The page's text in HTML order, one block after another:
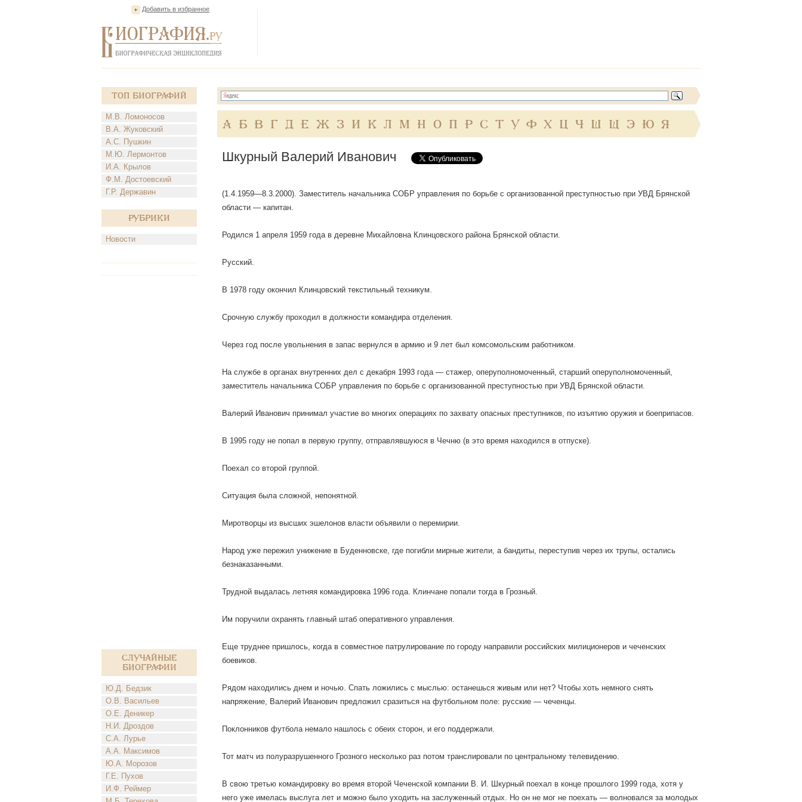
Добавить в избранное
Топ Биографий
М.В. Ломоносов
В.А. Жуковский
А.С. Пушкин
М.Ю. Лермонтов
И.А. Крылов
Ф.М. Достоевский
Г.Р. Державин
Рубрики
Новости
Случайные
биографии
Ю.Д. Бедзик
О.В. Васильев
О.Е. Деникер
Н.И. Дроздов
С.А. Лурье
А.А. Максимов
Ю.А. Морозов
Г.Е. Пухов
И.Ф. Реймер
А Б В Г Д Е Ж З И К Л М Н О П Р С Т У Ф Х Ц Ч Ш Щ Э Ю Я
Шкурный Валерий Иванович
(1.4.1959—8.3.2000). Заместитель начальника СОБР управления по борьбе с организованной преступностью при УВД Брянской
области — капитан.
Родился 1 апреля 1959 года в деревне Михайловна Клинцовского района Брянской области.
Русский.
В 1978 году окончил Клинцовский текстильный техникум.
Срочную службу проходил в должности командира отделения.
Через год после увольнения в запас вернулся в армию и 9 лет был комсомольским работником.
На службе в органах внутренних дел с декабря 1993 года — стажер, оперуполномоченный, старший оперуполномоченный,
заместитель начальника СОБР управления по борьбе с организованной преступностью при УВД Брянской области.
Валерий Иванович принимал участие во многих операциях по захвату опасных преступников, по изъятию оружия и боеприпасов.
В 1995 году не попал в первую группу, отправлявшуюся в Чечню (в это время находился в отпуске).
Поехал со второй группой.
Ситуация была сложной, непонятной.
Миротворцы из высших эшелонов власти объявили о перемирии.
Народ уже пережил унижение в Буденновске, где погибли мирные жители, а бандиты, переступив через их трупы, остались
безнаказанными.
Трудной выдалась летняя командировка 1996 года. Клинчане попали тогда в Грозный.
Им поручили охранять главный штаб оперативного управления.
Еще труднее пришлось, когда в совместное патрулирование по городу направили российских милиционеров и чеченских
боевиков.
Рядом находились днем и ночью. Спать ложились с мыслью: останешься живым или нет? Чтобы хоть немного снять
напряжение, Валерий Иванович предложил сразиться на футбольном поле: русские — чеченцы.
Поклонников футбола немало нашлось с обеих сторон, и его поддержали.
Тот матч из полуразрушенного Грозного несколько раз потом транслировали по центральному телевидению.
В свою третью командировку во время второй Чеченской компании В. И. Шкурный поехал в конце прошлого 1999 года, хотя у
него уже имелась выслуга лет и можно было уходить на заслуженный отдых. Но он не мог не поехать — волновался за молодых